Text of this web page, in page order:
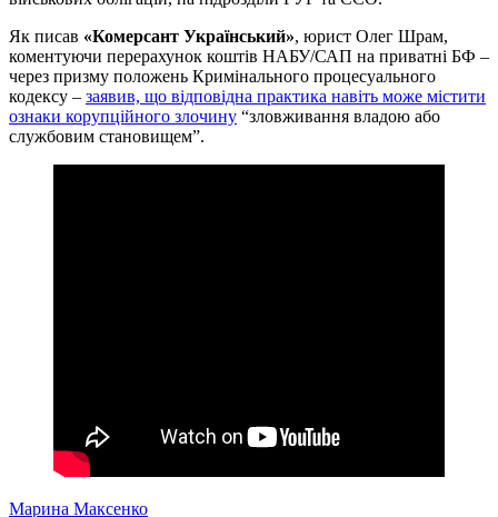
Як писав «Комерсант Український», юрист Олег Шрам,
коментуючи перерахунок коштів НАБУ/САП на приватні БФ –
через призму положень Кримінального процесуального
кодексу – заявив, що відповідна практика навіть може містити
ознаки корупційного злочину “зловживання владою або
службовим становищем”.
Марина Максенко